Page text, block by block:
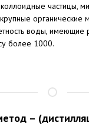
частицы,
органические
воды, имеющие
более 1000.
–